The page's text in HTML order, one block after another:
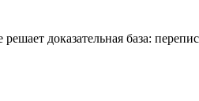
доказательная база: